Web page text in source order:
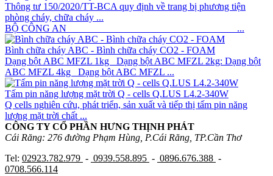
Thông tư 150/2020/TT-BCA quy định về trang bị phương tiện
phòng cháy, chữa cháy ...
BỘ CÔNG AN ...
Bình chữa cháy ABC - Bình chữa cháy CO2 - FOAM
Dạng bột ABC MFZL 1kg Dạng bột ABC MFZL 2kg: Dạng bột
ABC MFZL 4kg Dạng bột ABC MFZL ...
Tấm pin năng lượng mặt trời Q - cells Q.LUS L4.2-340W
Q cells nghiên cứu, phát triển, sản xuất và tiếp thị tấm pin năng
lượng mặt trời chất ...
CÔNG TY CỔ PHẦN HƯNG THỊNH PHÁT
Cái Răng: 276 đường Phạm Hùng, P.Cái Răng, TP.Cần Thơ
Tel: 02923.782.979 - 0939.558.895 - 0896.676.388 -
0708.566.114